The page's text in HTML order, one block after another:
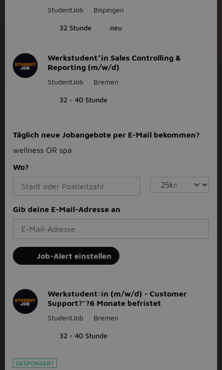
StudentJob Bispingen
32 Stunde neu
Werkstudent*in Sales Controlling &
Reporting (m/w/d)
StudentJob Bremen
32 - 40 Stunde
Täglich neue Jobangebote per E-Mail bekommen?
wellness OR spa
Wo?
Gib deine E-Mail-Adresse an
Job-Alert einstellen
Werkstudent:in (m/w/d) - Customer
Support?"?6 Monate befristet
StudentJob Bremen
32 - 40 Stunde
GESPONSERT